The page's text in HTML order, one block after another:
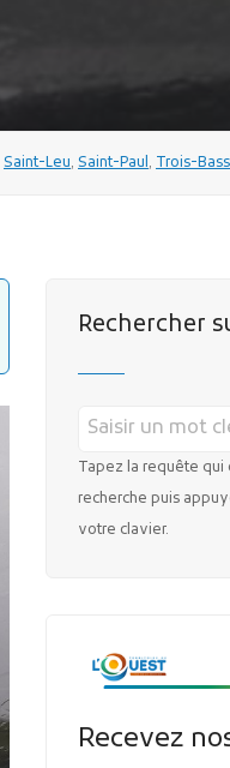
Saint-Leu, Saint-Paul, Trois-
Rechercher
Tapez la requête qui
recherche puis
votre clavier.
Recevez